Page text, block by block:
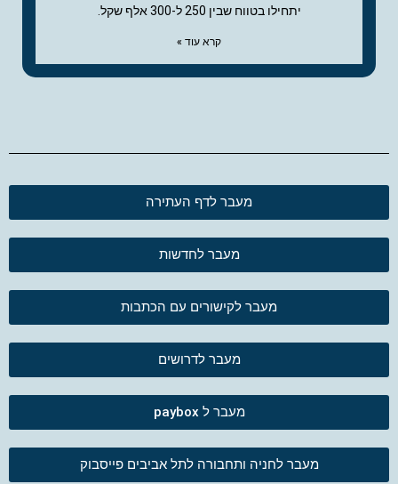
יתחילו בטווח שבין 250 ל-300 אלף שקל.
קרא עוד »
מעבר לדף העתירה
מעבר לחדשות
מעבר לקישורים עם הכתבות
מעבר לדרושים
מעבר ל paybox
מעבר לחניה ותחבורה לתל אביבים פייסבוק